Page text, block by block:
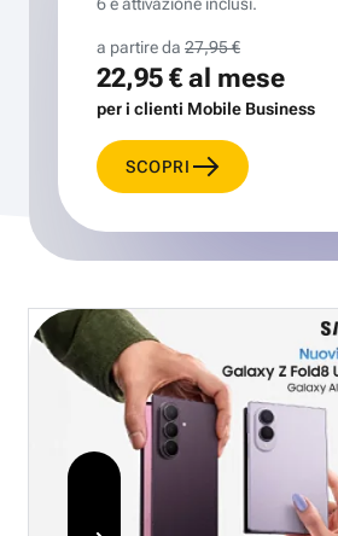
a partire da 27,95 €
22,95 €al mese
per i clienti Mobile Business
SCOPRI